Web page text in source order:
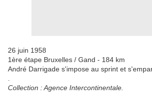
26 juin 1958
1ère étape Bruxelles / Gand - 184 km
André Darrigade s'impose au sprint et
Collection : Agence Intercontinentale.